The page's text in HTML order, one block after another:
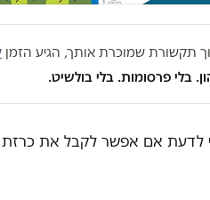
תקשורת שמוכרת אותך, הגיע הזמן
בלי פרסומות. בלי בולשיט.
לדעת אם אפשר לקבל את כרזת